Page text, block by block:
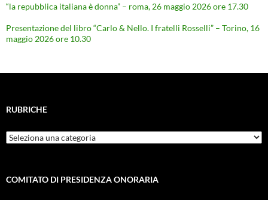
“la repubblica italiana è donna” – roma, 26 maggio 2026 ore 17.30
Presentazione del libro “Carlo & Nello. I fratelli Rosselli” – Torino, 16
maggio 2026 ore 10.30
RUBRICHE
Rubriche
COMITATO DI PRESIDENZA ONORARIA